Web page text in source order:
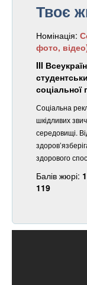
Твоє
Номінація:
фото,
III
соціальної
Соціальна
шкідливих
середовищі.
здорового
Балів жюрі:
119